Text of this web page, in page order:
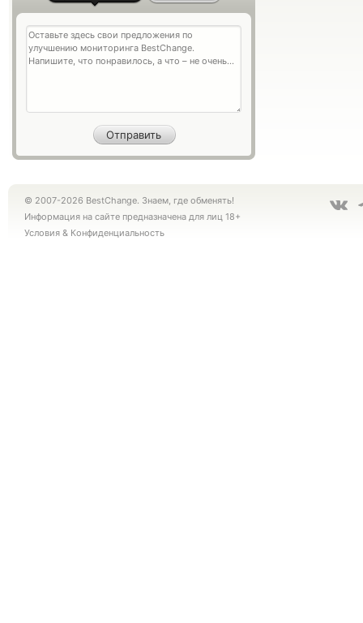
© 2007-2026 BestChange. Знаем, где обменять!
Информация на сайте предназначена для лиц 18+
Условия & Конфиденциальность